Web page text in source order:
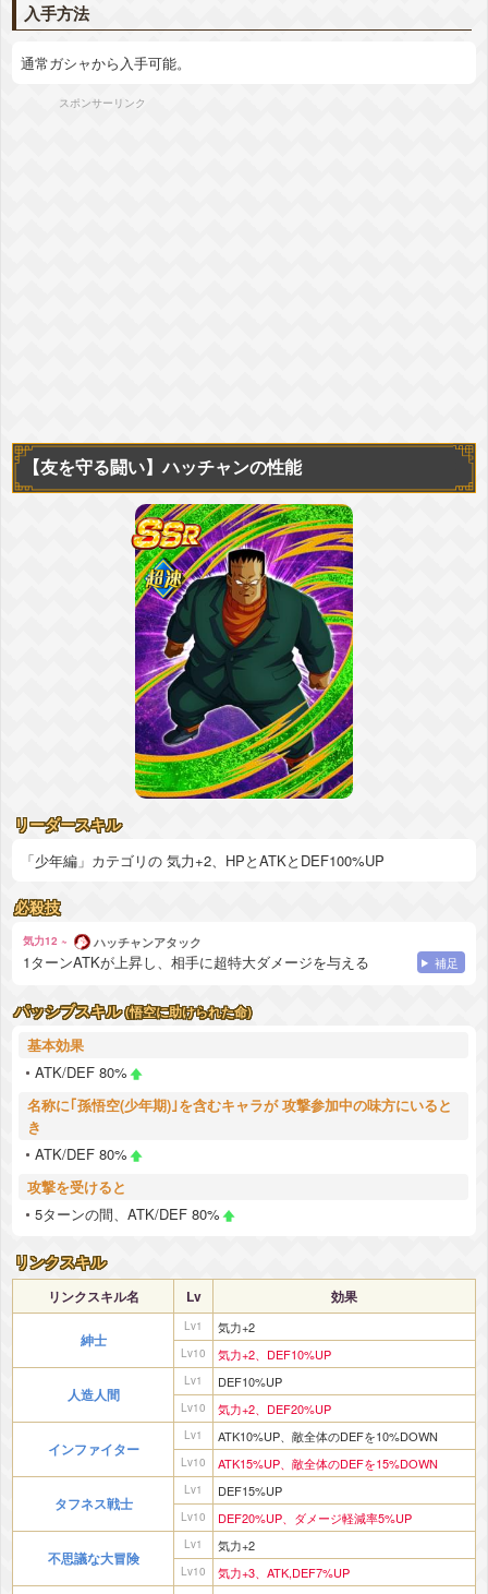
入手方法
通常ガシャから入手可能。
スポンサーリンク
【友を守る闘い】ハッチャンの性能
リーダースキル
「少年編」カテゴリの 気力+2、HPとATKとDEF100%UP
必殺技
気力12 ~ ハッチャンアタック
1ターンATKが上昇し、相手に超特大ダメージを与える 補足
パッシブスキル (悟空に助けられた命)
基本効果
ATK/DEF 80%
名称に｢孫悟空(少年期)｣を含むキャラが 攻撃参加中の味方にいると
き
ATK/DEF 80%
攻撃を受けると
5ターンの間、ATK/DEF 80%
リンクスキル
リンクスキル名 Lv 効果
紳士
Lv1 気力+2
Lv10 気力+2、DEF10%UP
人造人間
Lv1 DEF10%UP
Lv10 気力+2、DEF20%UP
インファイター
Lv1 ATK10%UP、敵全体のDEFを10%DOWN
Lv10 ATK15%UP、敵全体のDEFを15%DOWN
タフネス戦士
Lv1 DEF15%UP
Lv10 DEF20%UP、ダメージ軽減率5%UP
不思議な大冒険
Lv1 気力+2
Lv10 気力+3、ATK,DEF7%UP